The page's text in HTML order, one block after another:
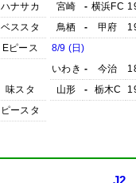
ハナサカ
ベススタ
Eピース
味スタ
ピースタ
宮崎
- 横浜FC
鳥栖
- 甲府
8/9 (日)
いわき - 今治
山形
- 栃木C